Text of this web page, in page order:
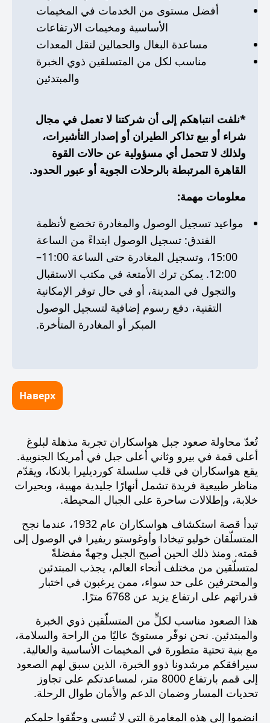
أفضل مستوى من الخدمات في المخيمات
الأساسية ومخيمات الارتفاعات
مساعدة البغال والحمالين لنقل المعدات
مناسب لكل من المتسلقين ذوي الخبرة
والمبتدئين
*نلفت انتباهكم إلى أن شركتنا لا تعمل في مجال
شراء أو بيع تذاكر الطيران أو إصدار التأشيرات،
ولذلك لا تتحمل أي مسؤولية عن حالات القوة
القاهرة المرتبطة بالرحلات الجوية أو عبور الحدود.
معلومات مهمة:
مواعيد تسجيل الوصول والمغادرة تخضع لأنظمة
الفندق: تسجيل الوصول ابتداءً من الساعة
15:00، وتسجيل المغادرة حتى الساعة 11:00–
12:00. يمكن ترك الأمتعة في مكتب الاستقبال
والتجول في المدينة، أو في حال توفر الإمكانية
التقنية، دفع رسوم إضافية لتسجيل الوصول
المبكر أو المغادرة المتأخرة.
Наверх
تُعدّ محاولة صعود جبل هواسكاران تجربة مذهلة لبلوغ
أعلى قمة في بيرو وثاني أعلى جبل في أمريكا الجنوبية.
يقع هواسكاران في قلب سلسلة كورديليرا بلانكا، ويقدّم
مناظر طبيعية فريدة تشمل أنهارًا جليدية مهيبة، وبحيرات
خلابة، وإطلالات ساحرة على الجبال المحيطة.
تبدأ قصة استكشاف هواسكاران عام 1932، عندما نجح
المتسلّقان خوليو تيخادا وأوغوستو ريفيرا في الوصول إلى
قمته. ومنذ ذلك الحين أصبح الجبل وجهةً مفضلةً
لمتسلّقين من مختلف أنحاء العالم، يجذب المبتدئين
والمحترفين على حد سواء، ممن يرغبون في اختبار
قدراتهم على ارتفاع يزيد عن 6768 مترًا
.
هذا الصعود مناسب لكلٍّ من المتسلّقين ذوي الخبرة
والمبتدئين. نحن نوفّر مستوىً عاليًا من الراحة والسلامة،
مع بنية تحتية متطورة في المخيمات الأساسية والعالية.
سيرافقكم مرشدونا ذوو الخبرة، الذين سبق لهم الصعود
إلى قمم بارتفاع 8000 متر
، لمساعدتكم على تجاوز
تحديات المسار وضمان الدعم والأمان طوال الرحلة.
انضموا إلى هذه المغامرة التي لا تُنسى وحقّقوا حلمكم